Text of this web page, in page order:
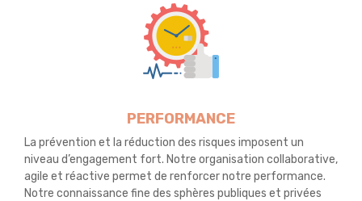
PERFORMANCE
La prévention et la réduction des risques imposent un
niveau d’engagement fort. Notre organisation collaborative,
agile et réactive permet de renforcer notre performance.
Notre connaissance fine des sphères publiques et privées